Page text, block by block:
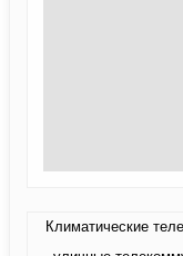
Климатические